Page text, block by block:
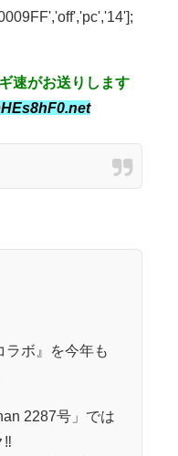
速がお送りします
ラボ』を今年も
2287号」では
‼️